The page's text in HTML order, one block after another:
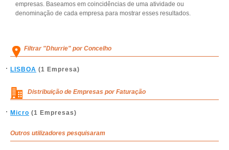
empresas. Baseamos em coincidências de uma atividade ou
denominação de cada empresa para mostrar esses resultados.
Filtrar "Dhurrie" por Concelho
LISBOA (1 Empresa)
Distribuição de Empresas por Faturação
Micro (1 Empresas)
Outros utilizadores pesquisaram